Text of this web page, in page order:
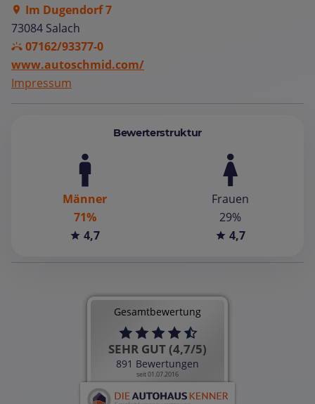
Im Dugendorf 7
73084 Salach
07162/93377-0
www.autoschmid.com/
Impressum
Bewerterstruktur
Männer
71%
4,7
Frauen
29%
4,7
Gesamtbewertung
SEHR GUT (4,7/5)
891 Bewertungen
seit 01.07.2016